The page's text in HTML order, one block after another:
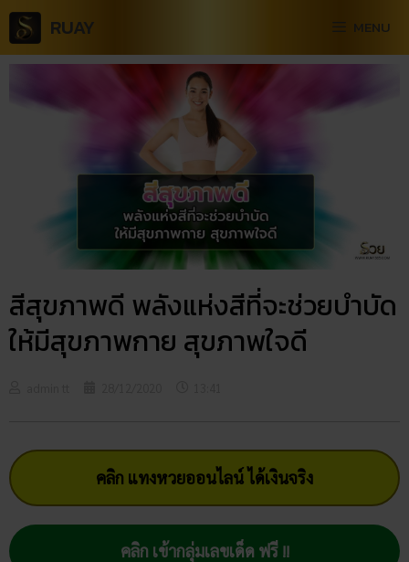
RUAY MENU
สีสุขภาพดี พลังแห่งสีที่จะช่วยบำบัด
ให้มีสุขภาพกาย สุขภาพใจดี
คลิก แทงหวยออนไลน์ ได้เงินจริง
คลิก เข้ากลุ่มเลขเด็ด ฟรี !!